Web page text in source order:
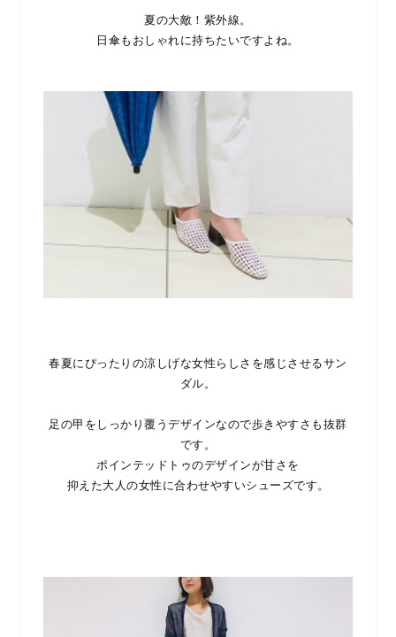
夏の大敵！紫外線。
日傘もおしゃれに持ちたいですよね。
春夏にぴったりの涼しげな女性らしさを感じさせるサン
ダル。
足の甲をしっかり覆うデザインなので歩きやすさも抜群
です。
ポインテッドトゥのデザインが甘さを
抑えた大人の女性に合わせやすいシューズです。